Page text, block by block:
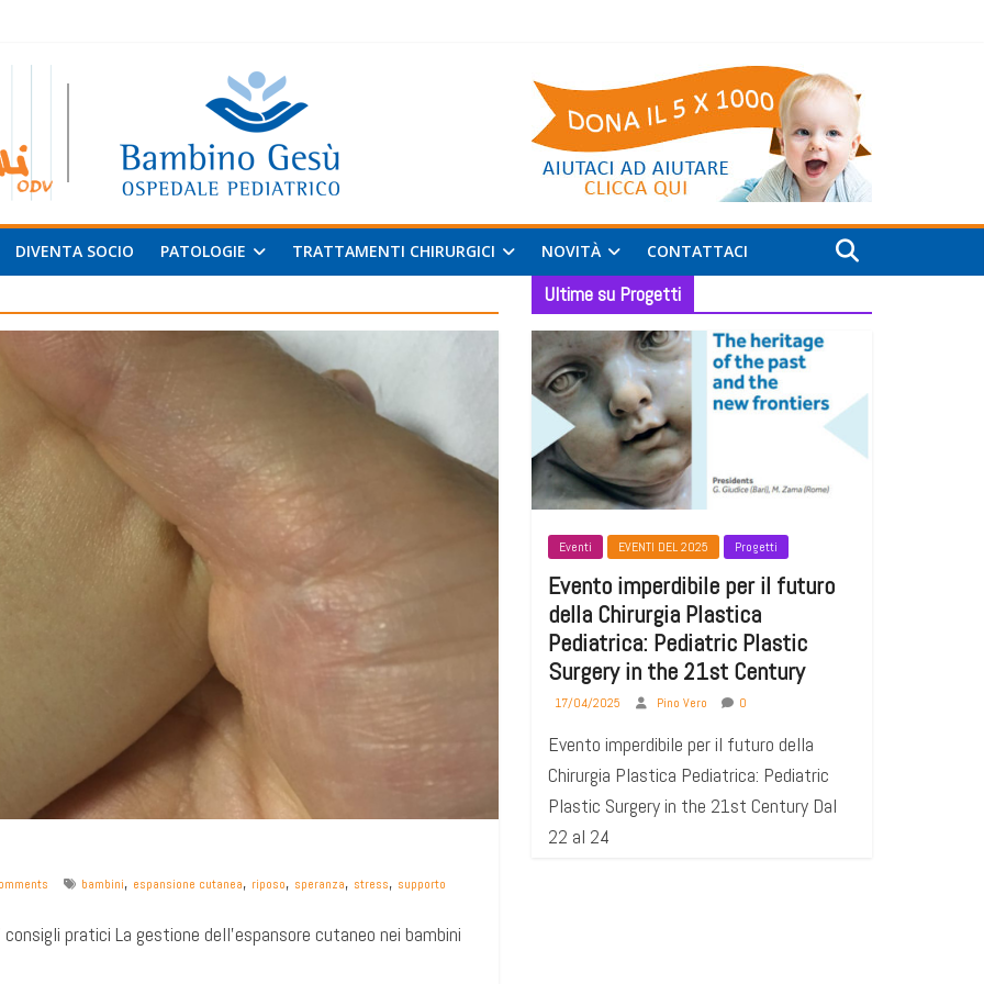
DIVENTA SOCIO PATOLOGIE TRATTAMENTI CHIRURGICI NOVITÀ CONTATTACI
bambini, espansione cutanea, riposo, speranza, stress, supporto
pratici La gestione dell'espansore cutaneo nei bambini
Ultime su Progetti
Eventi EVENTI DEL 2025 Progetti
Evento imperdibile per il futuro
della Chirurgia Plastica
Pediatrica: Pediatric Plastic
Surgery in the 21st Century
17/04/2025 Pino Vero 0
Evento imperdibile per il futuro della
Chirurgia Plastica Pediatrica: Pediatric
Plastic Surgery in the 21st Century Dal
22 al 24